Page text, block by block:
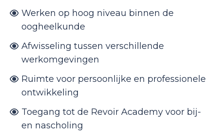
Werken op hoog niveau binnen de
oogheelkunde
Afwisseling tussen verschillende
werkomgevingen
Ruimte voor persoonlijke en professionele
ontwikkeling
Toegang tot de Revoir Academy voor bij-
en nascholing